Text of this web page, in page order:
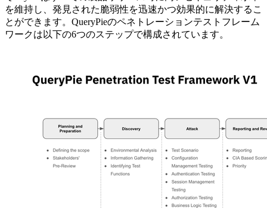
を維持し、発見された脆弱性を迅速かつ効果的に解決するこ
とができます。QueryPieのペネトレーションテストフレーム
ワークは以下の6つのステップで構成されています。